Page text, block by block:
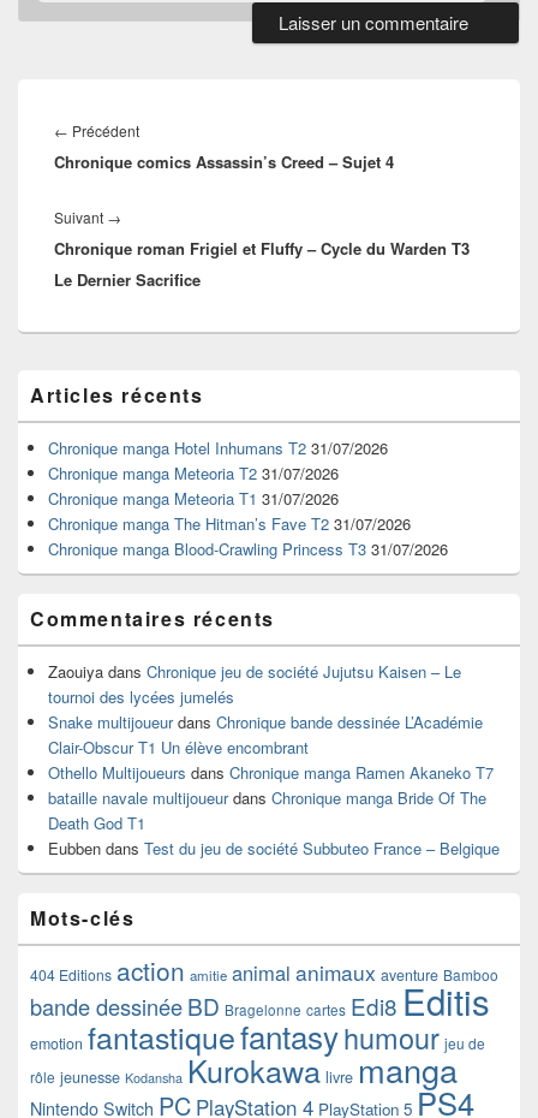
de
l’article
← PrécédentArticle
précédent :
Chronique comics Assassin’s Creed – Sujet 4
Suivant →
suivant :
Chronique roman Frigiel et Fluffy – Cycle du Warden T3
Le Dernier Sacrifice
principale
de
widget
pour
barre
latérale
Articles récents
Chronique manga Hotel Inhumans T2 31/07/2026
Chronique manga Meteoria T2 31/07/2026
Chronique manga Meteoria T1 31/07/2026
Chronique manga The Hitman’s Fave T2 31/07/2026
Chronique manga Blood-Crawling Princess T3 31/07/2026
Commentaires récents
Zaouiya dans Chronique jeu de société Jujutsu Kaisen – Le
tournoi des lycées jumelés
Snake multijoueurdans Chronique bande dessinée L’Académie
Clair-Obscur T1 Un élève encombrant
Othello Multijoueurs dans Chronique manga Ramen Akaneko T7
bataille navale multijoueurdans Chronique manga Bride Of The
Death God T1
Eubben dans Test du jeu de société Subbuteo France – Belgique
Mots-clés
404 Editions action amitie animal animaux aventure Bamboo
bande dessinéeBD Bragelonne cartes Edi8 Editis
emotion fantastiquefantasyhumour jeu de
rôle jeunesse Kodansha Kurokawa livre manga
Nintendo Switch PC PlayStation 4 PlayStation 5 PS4